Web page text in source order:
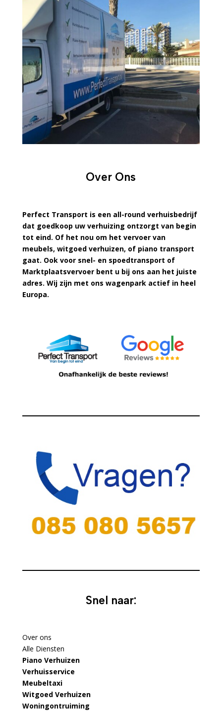
Over Ons
Perfect Transport is een all-round verhuisbedrijf
dat goedkoop uw verhuizing ontzorgt van begin
tot eind. Of het nou om het vervoer van
meubels, witgoed verhuizen, of piano transport
gaat. Ook voor snel- en spoedtransport of
Marktplaatsvervoer bent u bij ons aan het juiste
adres. Wij zijn met ons wagenpark actief in heel
Europa.
Snel naar:
Over ons
Alle Diensten
Piano Verhuizen
Verhuisservice
Meubeltaxi
Witgoed Verhuizen
Woningontruiming